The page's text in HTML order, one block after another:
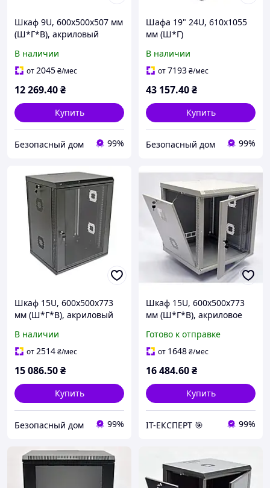
Шкаф 9U, 600х500х507 мм
(Ш*Г*В), акриловый
В наличии
от2045₴/мес
12 269.40₴
Купить
Безопасный дом 99%
Шафа 19" 24U, 610х1055
мм (Ш*Г)
В наличии
от7193₴/мес
43 157.40₴
Купить
Безопасный дом 99%
Шкаф 15U, 600х500х773
мм (Ш*Г*В), акриловый
В наличии
от2514₴/мес
15 086.50₴
Купить
Безопасный дом 99%
Шкаф 15U, 600х500х773
мм (Ш*Г*В), акриловое
Готово к отправке
от 1648₴/мес
16 484.60₴
Купить
ІТ-ЕКСПЕРТ 🎯 99%